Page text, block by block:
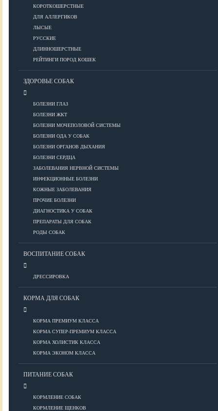
КОРОТКОШЕРСТНЫЕ
ДЛЯ АЛЛЕРГИКОВ
ЛЫСЫЕ
РУССКИЕ
ДЛИННОШЕРСТНЫЕ
РЕЙТИНГИ ПОРОД КОШЕК
ЗДОРОВЬЕ СОБАК
БОЛЕЗНИ ГЛАЗ
БОЛЕЗНИ ЖКТ
БОЛЕЗНИ МОЧЕПОЛОВОЙ СИСТЕМЫ
БОЛЕЗНИ ОДА У СОБАК
БОЛЕЗНИ ОРГАНОВ ДЫХАНИЯ
БОЛЕЗНИ СЕРДЦА
ЗАБОЛЕВАНИЯ НЕРВНОЙ СИСТЕМЫ
ИНФЕКЦИОННЫЕ БОЛЕЗНИ
КОЖНЫЕ ЗАБОЛЕВАНИЯ
ПРОЧИЕ БОЛЕЗНИ
ДИАГНОСТИКА У СОБАК
ПРЕПАРАТЫ ДЛЯ СОБАК
РОДЫ СОБАК
ВОСПИТАНИЕ СОБАК
ДРЕССИРОВКА
КОРМА ДЛЯ СОБАК
КОРМА ПРЕМИУМ КЛАССА
КОРМА СУПЕР-ПРЕМИУМ КЛАССА
КОРМА ХОЛИСТИК КЛАССА
КОРМА ЭКОНОМ КЛАССА
ПИТАНИЕ СОБАК
КОРМЛЕНИЕ СОБАК
КОРМЛЕНИЕ ЩЕНКОВ
Корма холистик класса
Корма эконом класса
ПИТАНИЕ
Кормление котят
Кормление кошек
Диетическое и лечебное кормление
ПОРОДЫ
Европейские
Короткошерстные
Для аллергиков
Лысые
Русские
Длинношерстные
Рейтинги пород
ВСЕ О СОБАКАХ
ЗДОРОВЬЕ
Болезни глаз
Болезни ЖКТ
Болезни мочеполовой системы